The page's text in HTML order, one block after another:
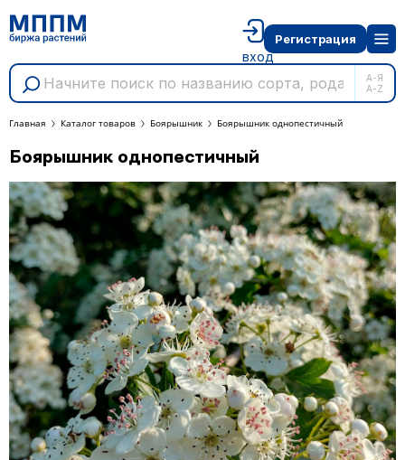
А-Я
A-Z
вход
Регистрация
Главная Каталог товаров Боярышник Боярышник однопестичный
Боярышник однопестичный